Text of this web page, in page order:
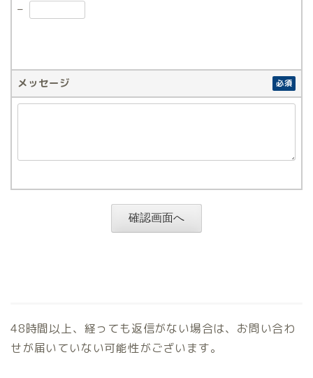
–
メッセージ 必須
48時間以上、経っても返信がない場合は、お問い合わ
せが届いていない可能性がございます。